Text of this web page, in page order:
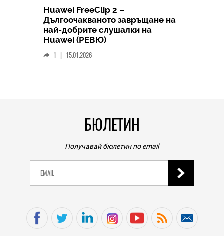
Huawei FreeClip 2 –
Дългоочакваното завръщане на
най-добрите слушалки на
Huawei (РЕВЮ)
1 | 15.01.2026
БЮЛЕТИН
Получавай бюлетин по email